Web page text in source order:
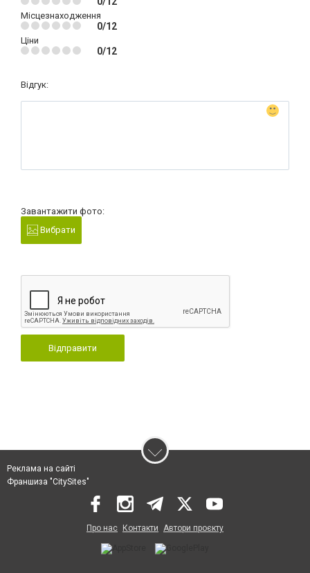
Місцезнаходження
0/12
Ціни
0/12
Відгук:
Завантажити фото:
Вибрати
Відправити
Реклама на сайті
Франшиза "CitySites"
Про нас Контакти Автори проєкту